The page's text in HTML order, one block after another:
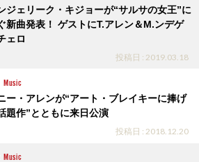
ジェリーク・キジョーが“サルサの女王”に
新曲発表！ ゲストにT.アレン＆M.ンデゲ
ェロ
投稿日 : 2019.03.18
Music
ー・アレンが“アート・ブレイキーに捧げ
題作”とともに来日公演
投稿日 : 2018.12.20
Music